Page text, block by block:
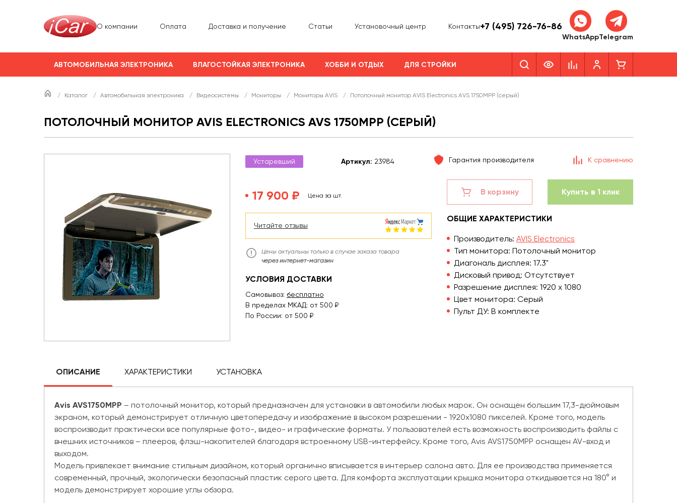
О компании Оплата Доставка и получение Статьи Установочный центр Контакты+7 (495) 726-76-86
WhatsAppTelegram
АВТОМОБИЛЬНАЯ ЭЛЕКТРОНИКА ВЛАГОСТОЙКАЯ ЭЛЕКТРОНИКА ХОББИ И ОТДЫХ ДЛЯ СТРОЙКИ
/ Каталог / Автомобильная электроника / Видеосистемы / Мониторы / Мониторы AVIS / Потолочный монитор AVIS Electronics AVS 1750MPP (серый)
ПОТОЛОЧНЫЙ МОНИТОР AVIS ELECTRONICS AVS 1750MPP (СЕРЫЙ)
Устаревший Артикул: 23984 Гарантия производителя К сравнению
17 900 ₽ Цена за шт.
Читайте отзывы
Цены актуальны только в случае заказа товара
через интернет-магазин
УСЛОВИЯ ДОСТАВКИ
Самовывоз: бесплатно
В пределах МКАД: от 500 ₽
По России: от 500 ₽
В корзину Купить в 1 клик
ОБЩИЕ ХАРАКТЕРИСТИКИ
Производитель: AVIS Electronics
Тип монитора: Потолочный монитор
Диагональ дисплея: 17.3"
Дисковый привод: Отсутствует
Разрешение дисплея: 1920 х 1080
Цвет монитора: Серый
Пульт ДУ: В комплекте
ОПИСАНИЕ ХАРАКТЕРИСТИКИ УСТАНОВКА
Avis AVS1750MPP – потолочный монитор, который предназначен для установки в автомобили любых марок. Он оснащен большим 17,3-дюймовым
экраном, который демонстрирует отличную цветопередачу и изображение в высоком разрешении - 1920х1080 пикселей. Кроме того, модель
воспроизводит практически все популярные фото-, видео- и графические форматы. У пользователей есть возможность воспроизводить файлы с
внешних источников – плееров, флэш-накопителей благодаря встроенному USB-интерфейсу. Кроме того, Avis AVS1750MPP оснащен AV-вход и
выходом.
Модель привлекает внимание стильным дизайном, который органично вписывается в интерьер салона авто. Для ее производства применяется
современный, прочный, экологически безопасный пластик серого цвета. Для комфорта эксплуатации крышка монитора откидывается на 180° и
модель демонстрирует хорошие углы обзора.